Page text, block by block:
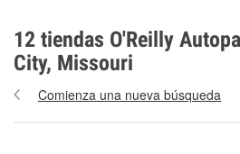
12 tiendas O'Reilly
City, Missouri
Comienza una nueva búsqueda